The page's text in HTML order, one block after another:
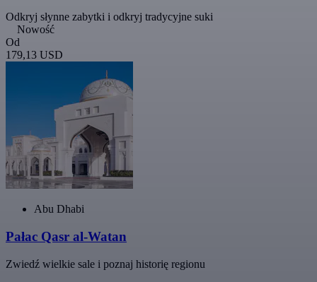
Odkryj słynne zabytki i odkryj tradycyjne suki
Nowość
Od
179,13 USD
Abu Dhabi
Pałac Qasr al-Watan
Zwiedź wielkie sale i poznaj historię regionu